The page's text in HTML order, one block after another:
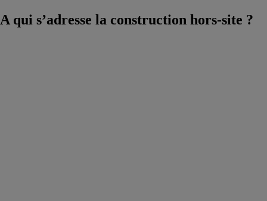
A qui s’adresse la construction hors-site ?